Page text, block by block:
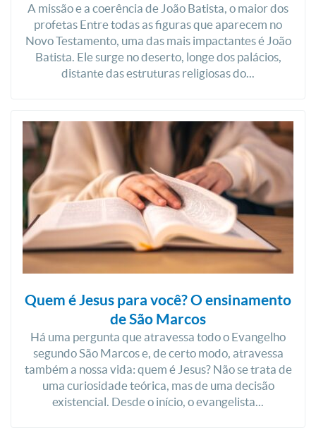
A missão e a coerência de João Batista, o maior dos
profetas Entre todas as figuras que aparecem no
Novo Testamento, uma das mais impactantes é João
Batista. Ele surge no deserto, longe dos palácios,
distante das estruturas religiosas do...
Quem é Jesus para você? O ensinamento
de São Marcos
Há uma pergunta que atravessa todo o Evangelho
segundo São Marcos e, de certo modo, atravessa
também a nossa vida: quem é Jesus? Não se trata de
uma curiosidade teórica, mas de uma decisão
existencial. Desde o início, o evangelista...